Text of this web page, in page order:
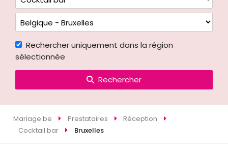
Rechercher uniquement dans la région
sélectionnée
Rechercher
Mariage.be Prestataires
Réception
Cocktail bar
Bruxelles